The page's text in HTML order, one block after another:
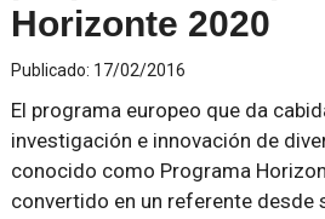
Horizonte 2020
Publicado: 17/02/2016
El programa europeo que da
investigación e innovación de
conocido como Programa
convertido en un referente desde